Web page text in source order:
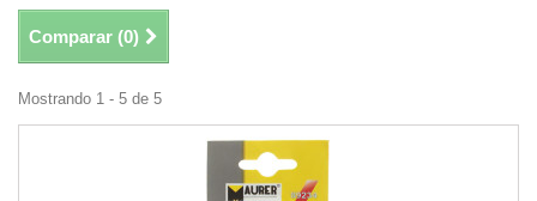
Comparar (0)
Mostrando 1 - 5 de 5